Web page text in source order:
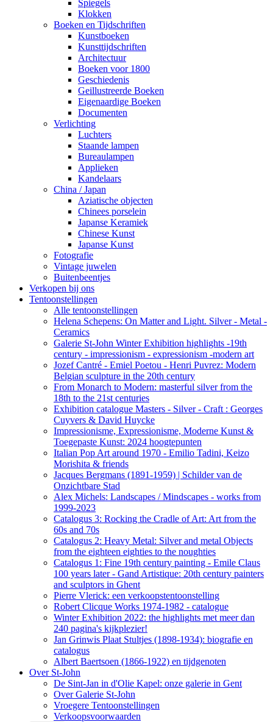
Spiegels
Klokken
Boeken en Tijdschriften
Kunstboeken
Kunsttijdschriften
Architectuur
Boeken voor 1800
Geschiedenis
Geillustreerde Boeken
Eigenaardige Boeken
Documenten
Verlichting
Luchters
Staande lampen
Bureaulampen
Applieken
Kandelaars
China / Japan
Aziatische objecten
Chinees porselein
Japanse Keramiek
Chinese Kunst
Japanse Kunst
Fotografie
Vintage juwelen
Buitenbeentjes
Verkopen bij ons
Tentoonstellingen
Alle tentoonstellingen
Helena Schepens: On Matter and Light. Silver - Metal -
Ceramics
Galerie St-John Winter Exhibition highlights -19th
century - impressionism - expressionism -modern art
Jozef Cantré - Emiel Poetou - Henri Puvrez: Modern
Belgian sculpture in the 20th century
From Monarch to Modern: masterful silver from the
18th to the 21st centuries
Exhibition catalogue Masters - Silver - Craft : Georges
Cuyvers & David Huycke
Impressionisme, Expressionisme, Moderne Kunst &
Toegepaste Kunst: 2024 hoogtepunten
Italian Pop Art around 1970 - Emilio Tadini, Keizo
Morishita & friends
Jacques Bergmans (1891-1959) | Schilder van de
Onzichtbare Stad
Alex Michels: Landscapes / Mindscapes - works from
1999-2023
Catalogus 3: Rocking the Cradle of Art: Art from the
60s and 70s
Catalogus 2: Heavy Metal: Silver and metal Objects
from the eighteen eighties to the noughties
Catalogus 1: Fine 19th century painting - Emile Claus
100 years later - Gand Artistique: 20th century painters
and sculptors in Ghent
Pierre Vlerick: een verkoopstentoonstelling
Robert Clicque Works 1974-1982 - catalogue
Winter Exhibition 2022: the highlights met meer dan
240 pagina's kijkplezier!
Jan Grinwis Plaat Stultjes (1898-1934): biografie en
catalogus
Albert Baertsoen (1866-1922) en tijdgenoten
Over St-John
De Sint-Jan in d'Olie Kapel: onze galerie in Gent
Over Galerie St-John
Vroegere Tentoonstellingen
Verkoopsvoorwaarden